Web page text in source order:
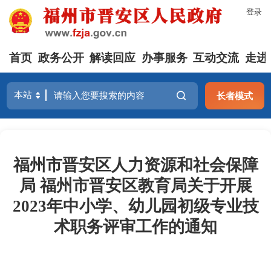
登录
首页 政务公开 解读回应 办事服务 互动交流 走进
长者模式
福州市晋安区人力资源和社会保障
局 福州市晋安区教育局关于开展
2023年中小学、幼儿园初级专业技
术职务评审工作的通知